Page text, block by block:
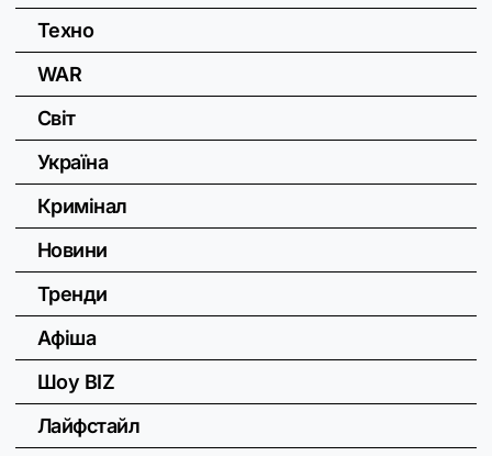
Техно
WAR
Світ
Україна
Кримінал
Новини
Тренди
Афіша
Шоу BIZ
Лайфстайл